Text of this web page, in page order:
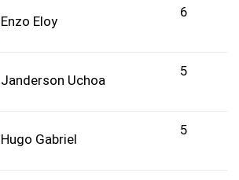
Enzo Eloy
6
Janderson Uchoa
5
Hugo Gabriel
5